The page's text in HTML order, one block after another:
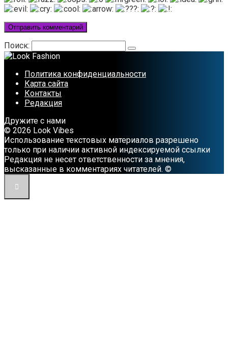
Поиск:
Политика конфиденциальности
Карта сайта
Контакты
Редакция
Дружите с нами
© 2026 Look Vibes
Использование текстовых материалов разрешено
только при наличии активной индексируемой ссылки
Редакция не несет ответственности за мнения,
высказанные в комментариях читателей. ©